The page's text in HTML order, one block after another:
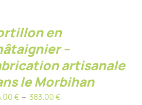
en
–
artisanale
le Morbihan
€ – 383.00€Plage